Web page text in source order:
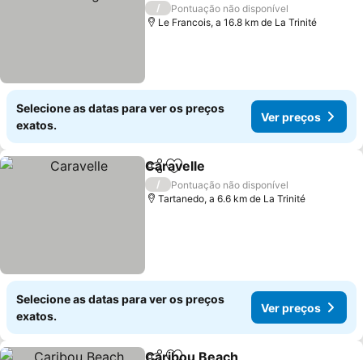
/
Pontuação não disponível
Le Francois, a 16.8 km de La Trinité
Selecione as datas para ver os preços
exatos.
Ver preços
PartilharAdicionar aos favoritos
Caravelle
/
Pontuação não disponível
Tartanedo, a 6.6 km de La Trinité
Selecione as datas para ver os preços
exatos.
Ver preços
Caribou Beach